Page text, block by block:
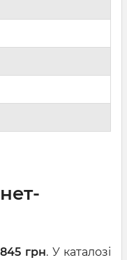
грн. У каталозі